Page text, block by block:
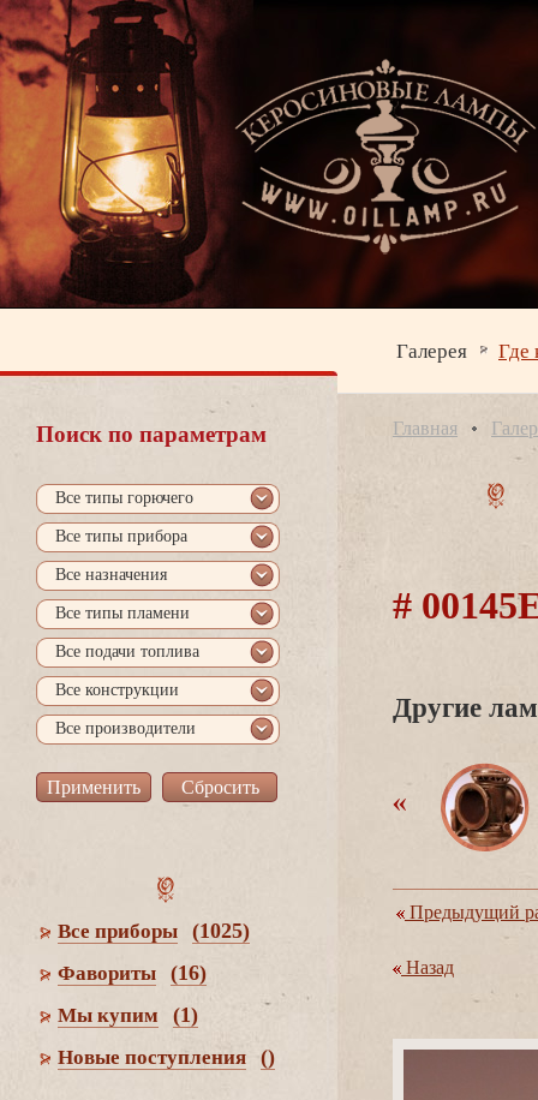
Галерея Где
Поиск по параметрам
се типы горючего
се типы прибора
се назначения
се типы пламени
се подачи топлива
се конструкции
се производители
се приборы (1025)
Фавориты (16)
Мы купим (1)
Новые поступления ()
Главная
#
Другие
Предыдущий
Назад